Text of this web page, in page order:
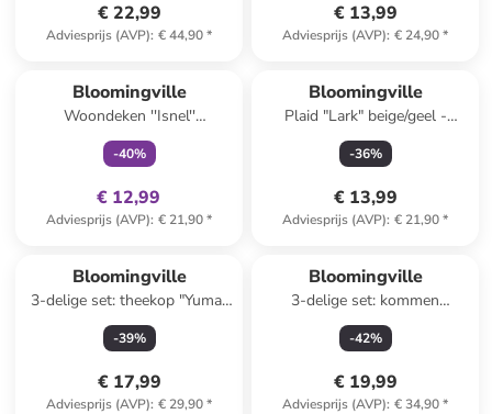
€ 22,99
Adviesprijs (AVP): € 44,90*
€ 13,99
Adviesprijs (AVP): € 24,90*
Bloomingville
Woondeken ''Isnel''
meerkleurig - (L)160 x (B)130
cm
-40%
€ 12,99
Adviesprijs (AVP): € 21,90*
Bloomingville
Plaid "Lark" beige/geel -
(L)160 x (B)130 cm
-36%
€ 13,99
Adviesprijs (AVP): € 21,90*
Bloomingville
3-delige set: theekop "Yuma"
beige/wit - 250 ml
-39%
€ 17,99
Adviesprijs (AVP): € 29,90*
Bloomingville
3-delige set: kommen
"Primrose" beige - 250 ml
-42%
€ 19,99
Adviesprijs (AVP): € 34,90*